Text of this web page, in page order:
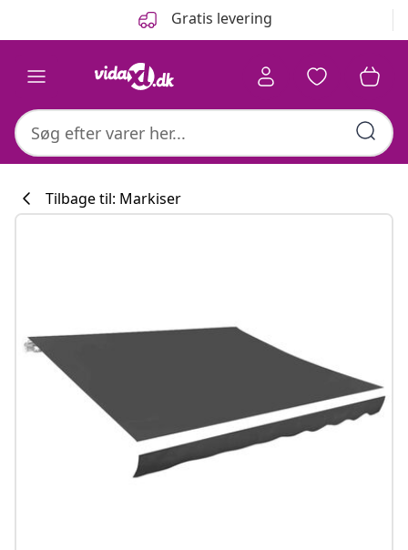
Gratis levering
Tilbage til: Markiser